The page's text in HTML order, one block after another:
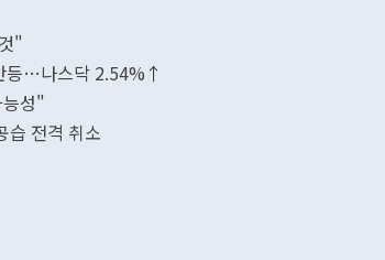
"
등…나스닥 2.54%↑
성"
습 전격 취소